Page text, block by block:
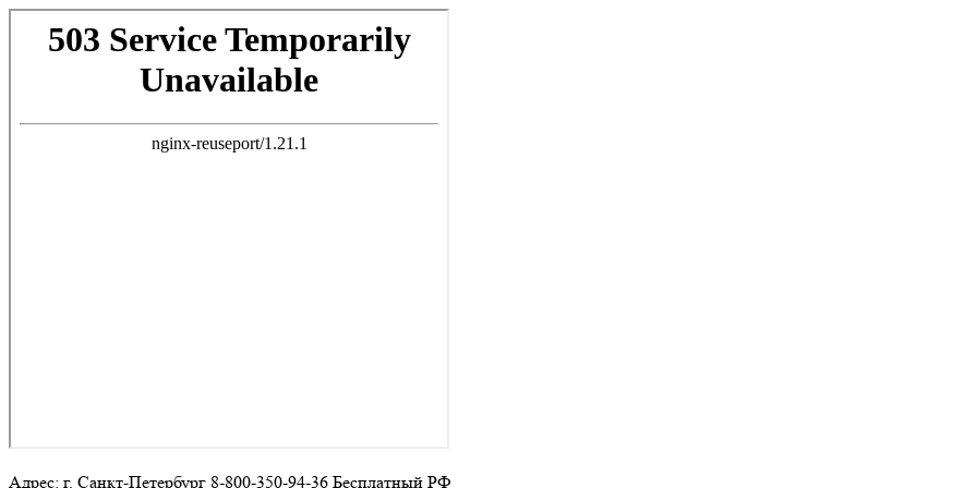
Адрес: г. Санкт-Петербург 8-800-350-94-36 Бесплатный РФ